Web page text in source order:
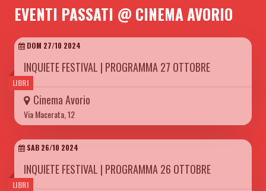
EVENTI PASSATI @ CINEMA AVORIO
LIBRI
DOM 27/10 2024
INQUIETE FESTIVAL | PROGRAMMA 27 OTTOBRE
Cinema Avorio
Via Macerata, 12
LIBRI
SAB 26/10 2024
INQUIETE FESTIVAL | PROGRAMMA 26 OTTOBRE